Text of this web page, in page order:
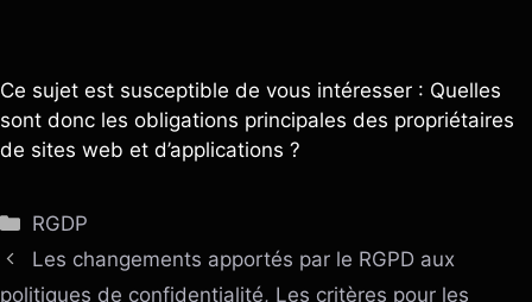
Ce sujet est susceptible de vous intéresser : Quelles
sont donc les obligations principales des propriétaires
de sites web et d’applications ?
Catégories
RGDP
Les changements apportés par le RGPD aux
politiques de confidentialité, Les critères pour les